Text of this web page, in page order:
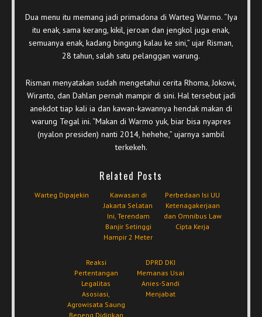
Dua menu itu memang jadi primadona di Warteg Warmo. “Iya
itu enak, sama kerang, kikil, jeroan dan jengkol juga enak,
semuanya enak, kadang bingung kalau ke sini,” ujar Risman,
28 tahun, salah satu pelanggan warung.
Risman menyatakan sudah mengetahui cerita Rhoma, Jokowi,
Wiranto, dan Dahlan pernah mampir di sini. Hal tersebut jadi
anekdot tiap kali ia dan kawan-kawannya hendak makan di
warung Tegal ini. “Makan di Warmo yuk, biar bisa nyapres
(nyalon presiden) nanti 2014, hehehe,” ujarnya sambil
terkekeh.
Related Posts
Warteg Dipajekin
Kawasan di
Jakarta Selatan
Ini, Terendam
Banjir Setinggi
Hampir 2 Meter
Perbedaan Isi UU
Ketenagakerjaan
dan Omnibus Law
Cipta Kerja
Reaksi
Pertentangan
Legalitas
Asosiasi,
Agrowisata Saung
Beneng Didirikan
DPRD DKI
Memanas Usai
Anies-Sandi
Menjabat